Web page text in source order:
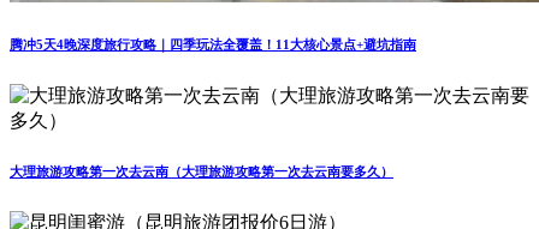
腾冲5天4晚深度旅行攻略｜四季玩法全覆盖！11大核心景点+避坑指南
大理旅游攻略第一次去云南（大理旅游攻略第一次去云南要多久）